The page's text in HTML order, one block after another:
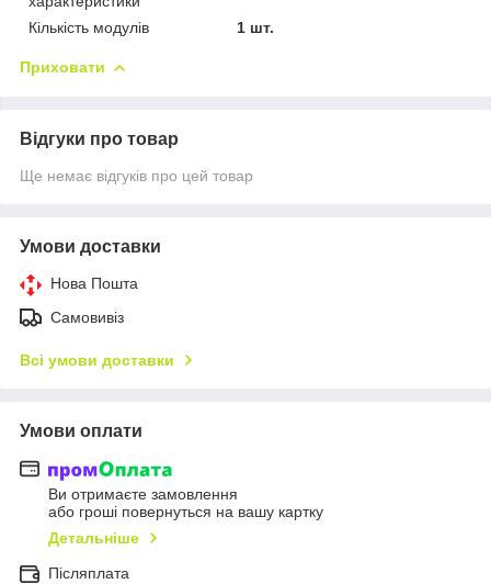
Кількість модулів 1 шт.
Приховати
Відгуки про товар
Ще немає відгуків про цей товар
Умови доставки
Нова Пошта
Самовивіз
Всі умови доставки
Умови оплати
Ви отримаєте замовлення
або гроші повернуться на вашу картку
Детальніше
Післяплата